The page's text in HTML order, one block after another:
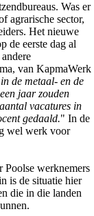
Was er
agrarische sector,
Het nieuwe
de eerste dag al
van KapmaWerk
de metaal- en de
jaar zouden
vacatures in
gedaald." In de
wel werk voor
Poolse werknemers
is de situatie hier
die in die landen